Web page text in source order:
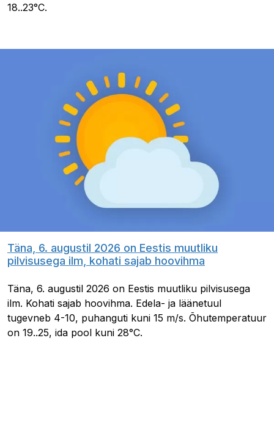
18..23°C.
Täna, 6. augustil 2026 on Eestis muutliku
pilvisusega ilm, kohati sajab hoovihma
Täna, 6. augustil 2026 on Eestis muutliku pilvisusega
ilm. Kohati sajab hoovihma. Edela- ja läänetuul
tugevneb 4-10, puhanguti kuni 15 m/s. Õhutemperatuur
on 19..25, ida pool kuni 28°C.